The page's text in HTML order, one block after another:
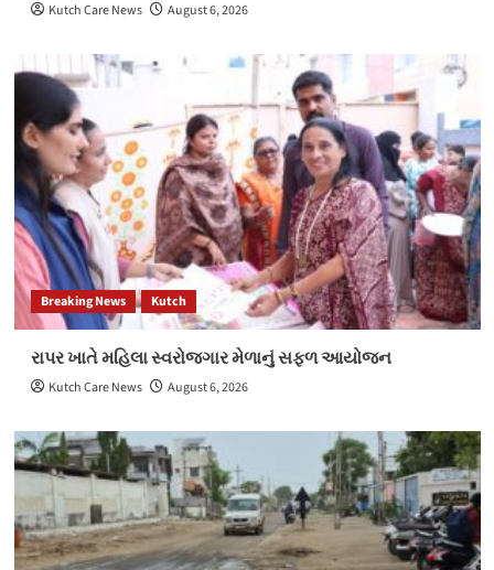
Kutch Care News August 6, 2026
Breaking News Kutch
રાપર ખાતે મહિલા સ્વરોજગાર મેળાનું સફળ આયોજન
Kutch Care News August 6, 2026